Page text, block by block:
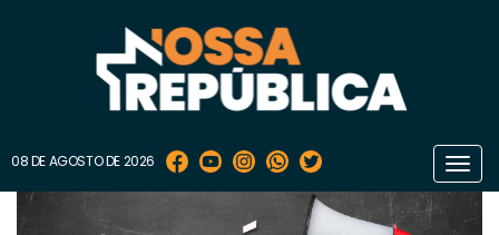
08 DE AGOSTO DE 2026